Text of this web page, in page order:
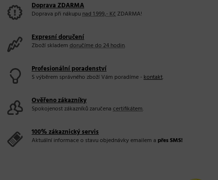
Doprava ZDARMA
Doprava při nákupunad 1.999,- KčZDARMA!
Expresní doručení
Zboží skladem doručíme do 24 hodin.
Profesionální poradenství
S výběrem správného zboží Vám poradíme -kontakt.
Ověřeno zákazníky
Spokojenost zákazníků zaručena certifikátem.
100% zákaznický servis
Aktuální informace o stavu objednávky emailem a přes SMS!